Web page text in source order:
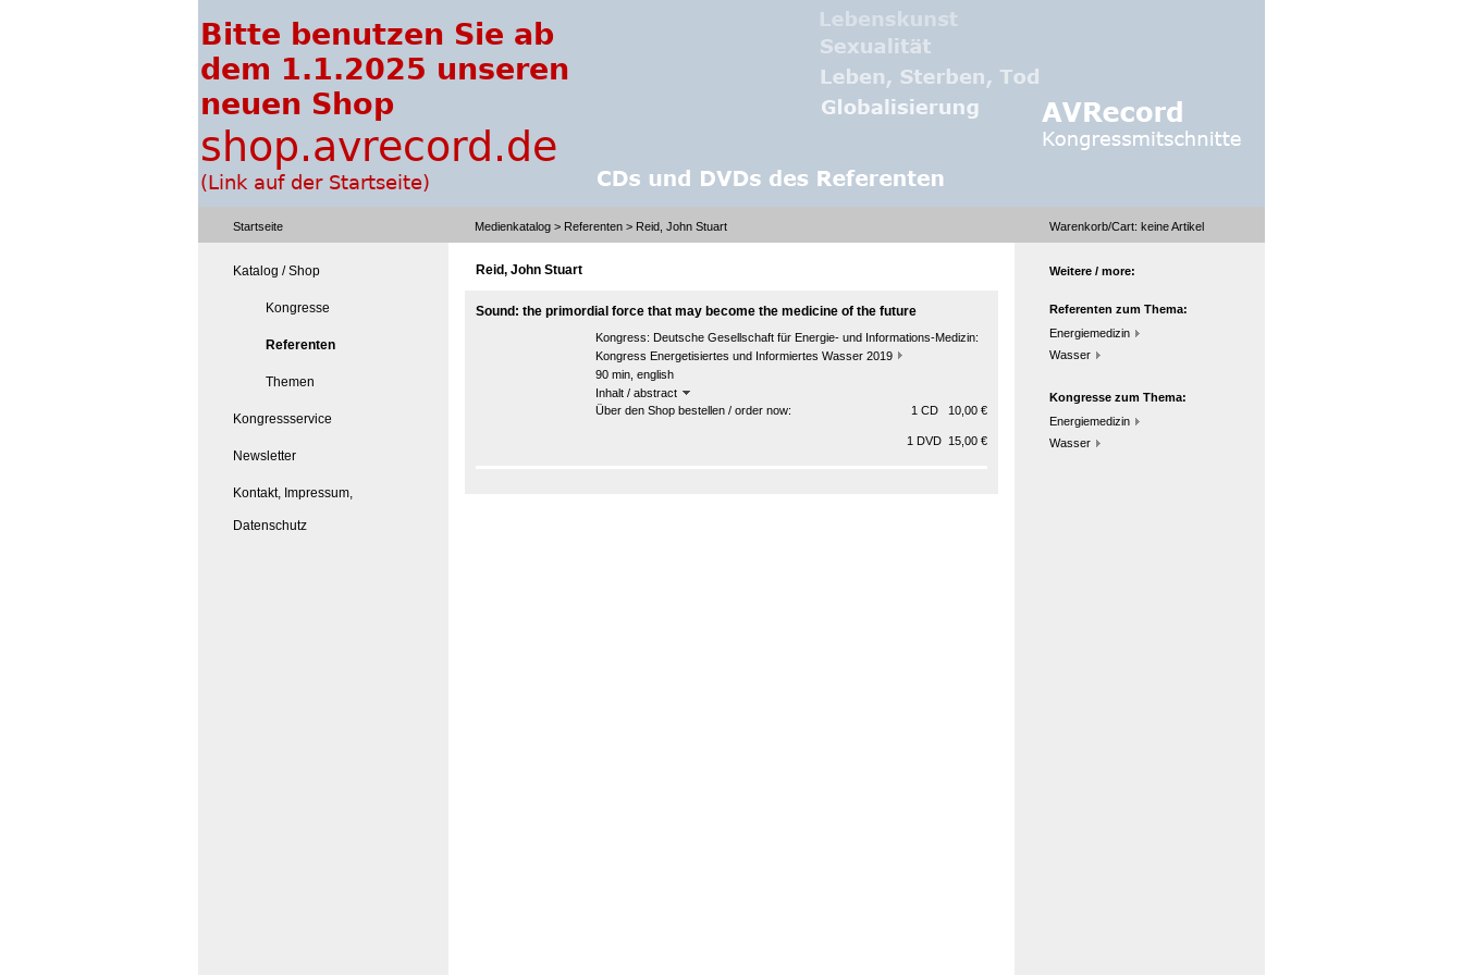
Startseite Medienkatalog > Referenten > Reid, John Stuart Warenkorb/Cart: keineArtikel
Katalog / Shop
Kongresse
Referenten
Themen
Kongressservice
Newsletter
Kontakt, Impressum,
Datenschutz
Reid, John Stuart
Sound: the primordial force that may become the medicine of the future
Kongress: Deutsche Gesellschaft für Energie- und Informations-Medizin:
Kongress Energetisiertes und Informiertes Wasser 2019
90 min, english
Inhalt / abstract
Über den Shop bestellen / order now:
1 CD 10,00 €
1 DVD 15,00 €
Weitere / more:
Referenten zum Thema:
Energiemedizin
Wasser
Kongresse zum Thema:
Energiemedizin
Wasser